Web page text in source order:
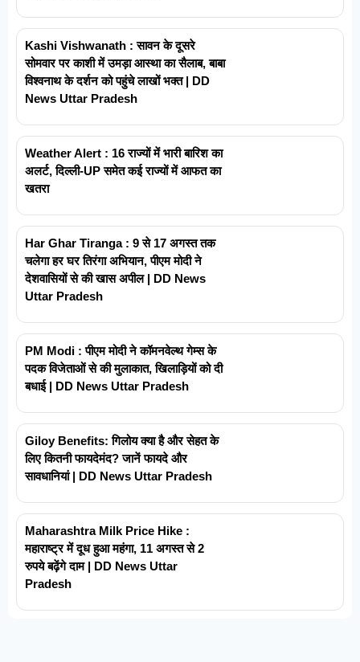
Kashi Vishwanath : सावन के दूसरे
सोमवार पर काशी में उमड़ा आस्था का सैलाब, बाबा
विश्वनाथ के दर्शन को पहुंचे लाखों भक्त | DD
News Uttar Pradesh
Weather Alert : 16 राज्यों में भारी बारिश का
अलर्ट, दिल्ली-UP समेत कई राज्यों में आफत का
खतरा
Har Ghar Tiranga : 9 से 17 अगस्त तक
चलेगा हर घर तिरंगा अभियान, पीएम मोदी ने
देशवासियों से की खास अपील | DD News
Uttar Pradesh
PM Modi : पीएम मोदी ने कॉमनवेल्थ गेम्स के
पदक विजेताओं से की मुलाकात, खिलाड़ियों को दी
बधाई | DD News Uttar Pradesh
Giloy Benefits: गिलोय क्या है और सेहत के
लिए कितनी फायदेमंद? जानें फायदे और
सावधानियां | DD News Uttar Pradesh
Maharashtra Milk Price Hike :
महाराष्ट्र में दूध हुआ महंगा, 11 अगस्त से 2
रुपये बढ़ेंगे दाम | DD News Uttar
Pradesh